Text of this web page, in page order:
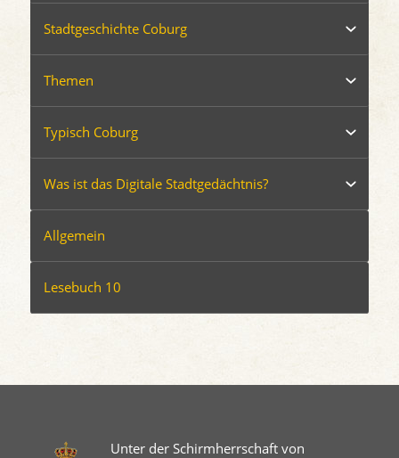
Stadtgeschichte Coburg
Themen
Typisch Coburg
Was ist das Digitale Stadtgedächtnis?
Allgemein
Lesebuch 10
Unter der Schirmherrschaft von